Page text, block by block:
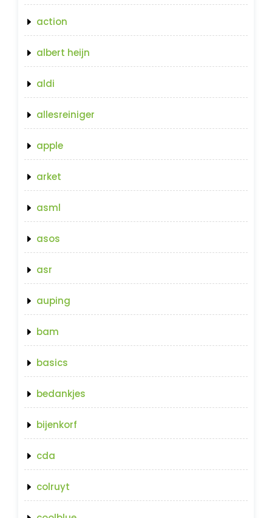
action
albert heijn
aldi
allesreiniger
apple
arket
asml
asos
asr
auping
bam
basics
bedankjes
bijenkorf
cda
colruyt